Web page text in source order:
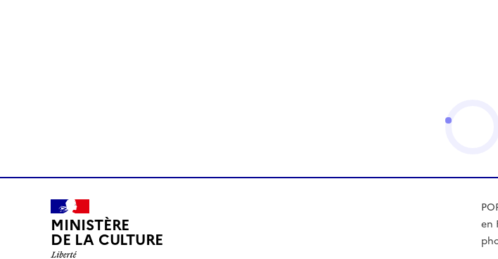
MINISTÈRE
DE LA CULTURE
en